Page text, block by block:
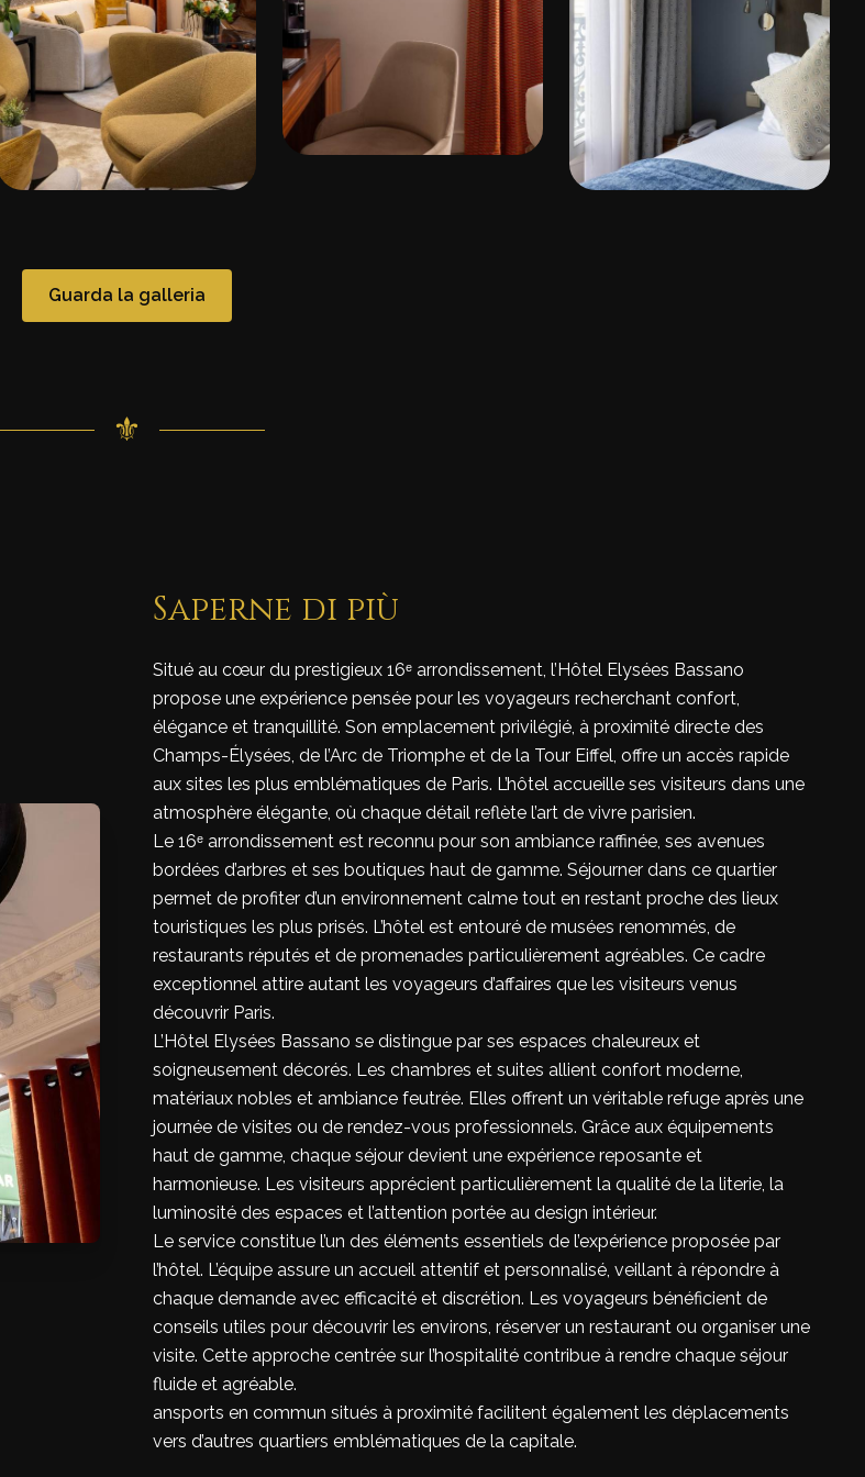
Guarda la galleria
⚜
Saperne di più
Situé au cœur du prestigieux 16ᵉ arrondissement, l’Hôtel Elysées Bassano
propose une expérience pensée pour les voyageurs recherchant confort,
élégance et tranquillité. Son emplacement privilégié, à proximité directe des
Champs-Élysées, de l’Arc de Triomphe et de la Tour Eiffel, offre un accès rapide
aux sites les plus emblématiques de Paris. L’hôtel accueille ses visiteurs dans une
atmosphère élégante, où chaque détail reflète l’art de vivre parisien.
Le 16ᵉ arrondissement est reconnu pour son ambiance raffinée, ses avenues
bordées d’arbres et ses boutiques haut de gamme. Séjourner dans ce quartier
permet de profiter d’un environnement calme tout en restant proche des lieux
touristiques les plus prisés. L’hôtel est entouré de musées renommés, de
restaurants réputés et de promenades particulièrement agréables. Ce cadre
exceptionnel attire autant les voyageurs d’affaires que les visiteurs venus
découvrir Paris.
L’Hôtel Elysées Bassano se distingue par ses espaces chaleureux et
soigneusement décorés. Les chambres et suites allient confort moderne,
matériaux nobles et ambiance feutrée. Elles offrent un véritable refuge après une
journée de visites ou de rendez-vous professionnels. Grâce aux équipements
haut de gamme, chaque séjour devient une expérience reposante et
harmonieuse. Les visiteurs apprécient particulièrement la qualité de la literie, la
luminosité des espaces et l’attention portée au design intérieur.
Le service constitue l’un des éléments essentiels de l’expérience proposée par
l’hôtel. L’équipe assure un accueil attentif et personnalisé, veillant à répondre à
chaque demande avec efficacité et discrétion. Les voyageurs bénéficient de
conseils utiles pour découvrir les environs, réserver un restaurant ou organiser une
visite. Cette approche centrée sur l’hospitalité contribue à rendre chaque séjour
fluide et agréable.
ansports en commun situés à proximité facilitent également les déplacements
vers d’autres quartiers emblématiques de la capitale.